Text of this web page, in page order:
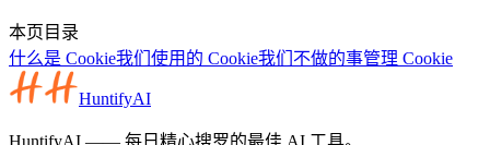
本页目录
什么是 Cookie我们使用的 Cookie我们不做的事管理 Cookie
HuntifyAI